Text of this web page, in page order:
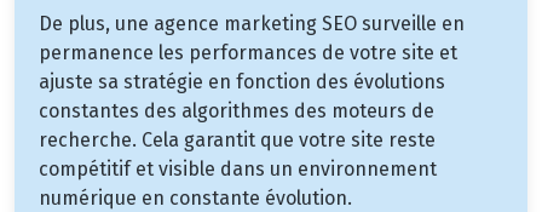
De plus, une agence marketing SEO surveille en
permanence les performances de votre site et
ajuste sa stratégie en fonction des évolutions
constantes des algorithmes des moteurs de
recherche. Cela garantit que votre site reste
compétitif et visible dans un environnement
numérique en constante évolution.